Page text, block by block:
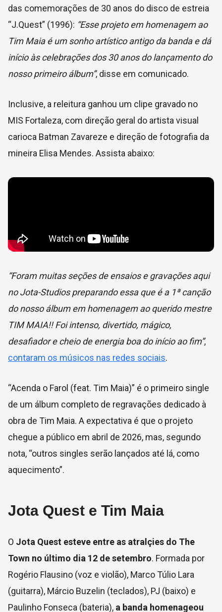
das comemorações de 30 anos do disco de estreia
“J.Quest” (1996): “Esse projeto em homenagem ao
Tim Maia é um sonho artístico antigo da banda e dá
início às celebrações dos 30 anos do lançamento do
nosso primeiro álbum”, disse em comunicado.
Inclusive, a releitura ganhou um clipe gravado no
MIS Fortaleza, com direção geral do artista visual
carioca Batman Zavareze e direção de fotografia da
mineira Elisa Mendes. Assista abaixo:
“Foram muitas seções de ensaios e gravações aqui
no Jota-Studios preparando essa que é a 1ª canção
do nosso álbum em homenagem ao querido mestre
TIM MAIA!! Foi intenso, divertido, mágico,
desafiador e cheio de energia boa do início ao fim”,
contaram os músicos nas redes sociais.
“Acenda o Farol (feat. Tim Maia)” é o primeiro single
de um álbum completo de regravações dedicado à
obra de Tim Maia. A expectativa é que o projeto
chegue a público em abril de 2026, mas, segundo
nota, “outros singles serão lançados até lá, como
aquecimento”.
Jota Quest e Tim Maia
O Jota Quest esteve entre as atralçies do The
Town no último dia 12 de setembro. Formada por
Rogério Flausino (voz e violão), Marco Túlio Lara
(guitarra), Márcio Buzelin (teclados), PJ (baixo) e
Paulinho Fonseca (bateria), a banda homenageou